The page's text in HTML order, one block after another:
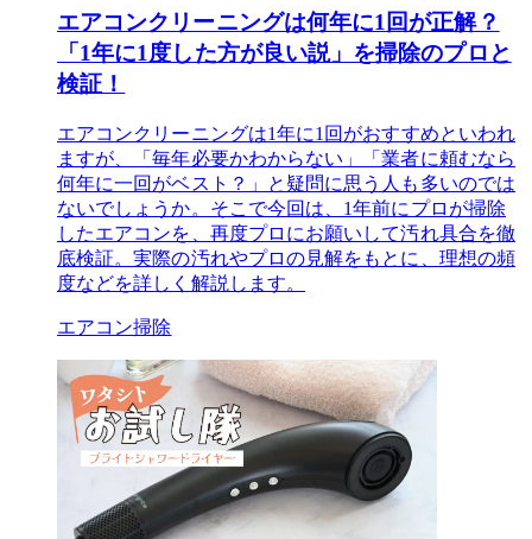
エアコンクリーニングは何年に1回が正解？
「1年に1度した方が良い説」を掃除のプロと
検証！
エアコンクリーニングは1年に1回がおすすめといわれ
ますが、「毎年必要かわからない」「業者に頼むなら
何年に一回がベスト？」と疑問に思う人も多いのでは
ないでしょうか。そこで今回は、1年前にプロが掃除
したエアコンを、再度プロにお願いして汚れ具合を徹
底検証。実際の汚れやプロの見解をもとに、理想の頻
度などを詳しく解説します。
エアコン掃除